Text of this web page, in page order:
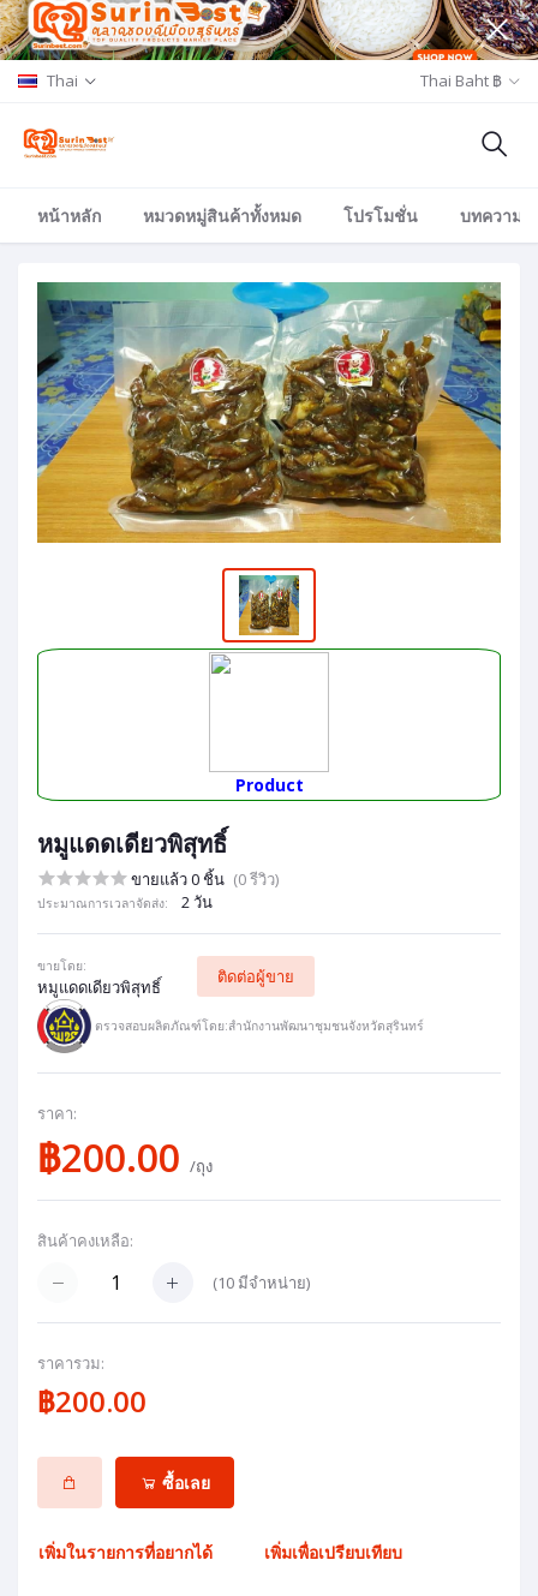
Thai Thai Baht ฿
หน้าหลัก หมวดหมู่สินค้าทั้งหมด โปรโมชั่น บทความ/
Product
หมูแดดเดียวพิสุทธิ์
ขายแล้ว 0 ชิ้น (0 รีวิว)
ประมาณการเวลาจัดส่ง: 2 วัน
ขายโดย:
หมูแดดเดียวพิสุทธิ์
ติดต่อผู้ขาย
ตรวจสอบผลิตภัณฑ์โดย:สำนักงานพัฒนาชุมชนจังหวัดสุรินทร์
ราคา:
฿200.00 /ถุง
สินค้าคงเหลือ:
(10มีจำหน่าย)
ราคารวม:
฿200.00
ซื้อเลย
เพิ่มในรายการที่อยากได้ เพิ่มเพื่อเปรียบเทียบ